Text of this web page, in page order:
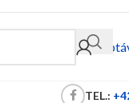
TEL.: